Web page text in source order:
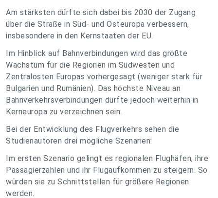
Am stärksten dürfte sich dabei bis 2030 der Zugang
über die Straße in Süd- und Osteuropa verbessern,
insbesondere in den Kernstaaten der EU.
Im Hinblick auf Bahnverbindungen wird das größte
Wachstum für die Regionen im Südwesten und
Zentralosten Europas vorhergesagt (weniger stark für
Bulgarien und Rumänien). Das höchste Niveau an
Bahnverkehrsverbindungen dürfte jedoch weiterhin in
Kerneuropa zu verzeichnen sein.
Bei der Entwicklung des Flugverkehrs sehen die
Studienautoren drei mögliche Szenarien:
Im ersten Szenario gelingt es regionalen Flughäfen, ihre
Passagierzahlen und ihr Flugaufkommen zu steigern. So
würden sie zu Schnittstellen für größere Regionen
werden.